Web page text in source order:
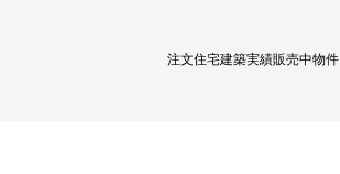
注文住宅建築実績販売中物件